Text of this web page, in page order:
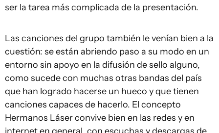
ser la tarea más complicada de la presentación.
Las canciones del grupo también le venían bien a la
cuestión: se están abriendo paso a su modo en un
entorno sin apoyo en la difusión de sello alguno,
como sucede con muchas otras bandas del país
que han logrado hacerse un hueco y que tienen
canciones capaces de hacerlo. El concepto
Hermanos Láser convive bien en las redes y en